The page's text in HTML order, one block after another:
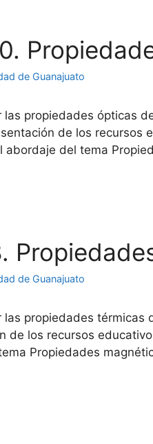
de Guanajuato
propiedades ópticas
de los recursos
del tema
de Guanajuato
propiedades térmicas
de los recursos
Propiedades